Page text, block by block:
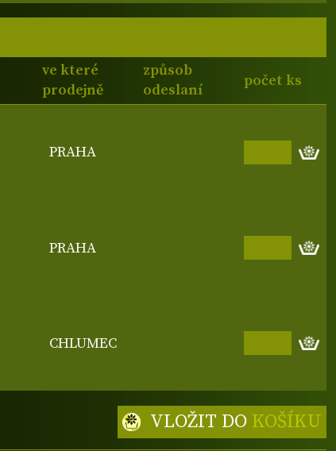
ve které
prodejně
způsob
odeslaní
počet ks
PRAHA
PRAHA
CHLUMEC
VLOŽIT DO KOŠÍKU